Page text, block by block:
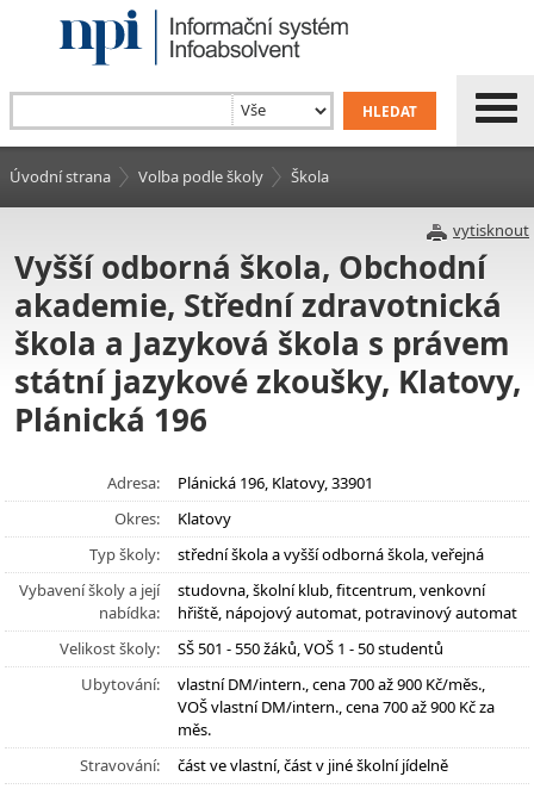
Úvodní strana Volba podle školy Škola
vytisknout
Vyšší odborná škola, Obchodní
akademie, Střední zdravotnická
škola a Jazyková škola s právem
státní jazykové zkoušky, Klatovy,
Plánická 196
Adresa:
Plánická 196, Klatovy, 33901
Okres:
Klatovy
Typ školy:
střední škola a vyšší odborná škola, veřejná
Vybavení školy a její
nabídka:
studovna, školní klub, fitcentrum, venkovní
hřiště, nápojový automat, potravinový automat
Velikost školy:
SŠ 501 - 550 žáků, VOŠ 1 - 50 studentů
Ubytování:
vlastní DM/intern., cena 700 až 900 Kč/měs.,
VOŠ vlastní DM/intern., cena 700 až 900 Kč za
měs.
Stravování:
část ve vlastní, část v jiné školní jídelně